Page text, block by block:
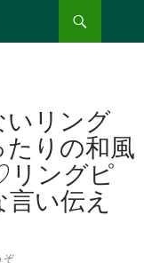
いリング
たりの和風
リングピ
い伝え
ぞ